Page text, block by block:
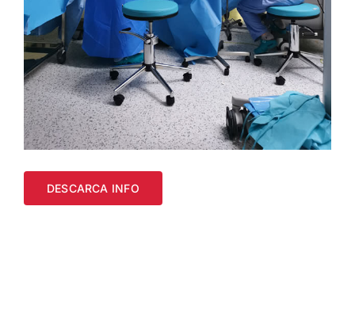
DESCARCA INFO